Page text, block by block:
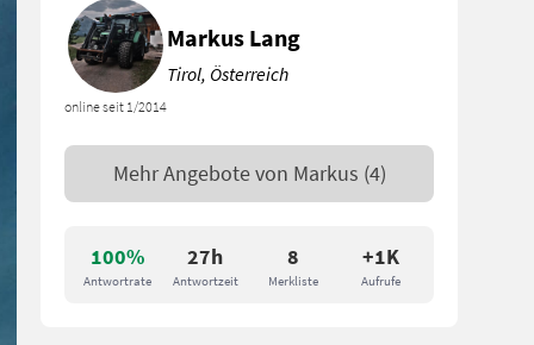
100%
Antwortrate
27h
Antwortzeit
8
Merkliste
+1K
Aufrufe
online seit 1/2014
Markus Lang
Tirol, Österreich
Mehr Angebote von Markus (4)